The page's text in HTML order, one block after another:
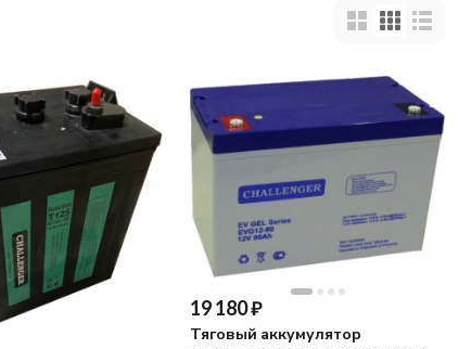
19 180₽
Тяговый аккумулятор